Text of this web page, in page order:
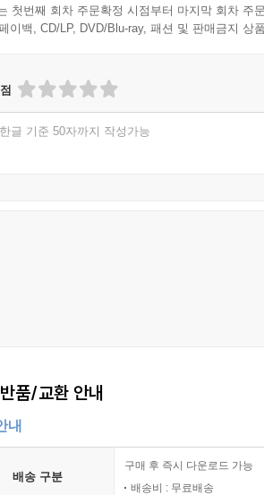
첫번째 회차 주문확정 시점부터 마지막 회차 주
이백, CD/LP, DVD/Blu-ray, 패션 및 판매금지 상
한글 기준 50자까지 작성가능
품/교환 안내
내
배송 구분
구매 후 즉시 다운로드 가능
배송비 : 무료배송